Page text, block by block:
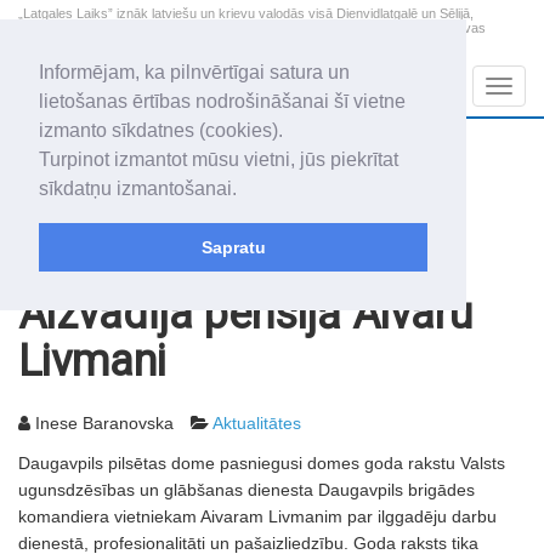
Informējam, ka pilnvērtīgai satura un
lietošanas ērtības nodrošināšanai šī vietne
izmanto sīkdatnes (cookies).
Turpinot izmantot mūsu vietni, jūs piekrītat
sīkdatņu izmantošanai.
Sapratu
„Latgales Laiks” iznāk latviešu un krievu valodās visā Dienvidlatgalē un Sēlijā,
„Latgales Laiks” latviešu valodā aptver Daugavpils valstspilsētu, Augšdaugavas
2026. gada 7. augusts
Piektdiena
Alfrēds, Fredis, Madars
+22.1
Aizvadīja pensijā Aivaru
Livmani
Inese Baranovska Aktualitātes
Daugavpils pilsētas dome pasniegusi domes goda rakstu Valsts
ugunsdzēsības un glābšanas dienesta Daugavpils brigādes
komandiera vietniekam Aivaram Livmanim par ilggadēju darbu
dienestā, profesionalitāti un pašaizliedzību. Goda raksts tika